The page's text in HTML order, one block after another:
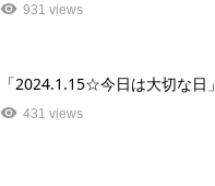
931 views
「2024.1.15☆今日は大切な日」
431 views